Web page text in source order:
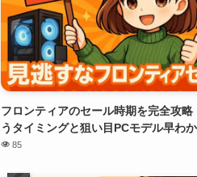
フロンティアのセール時期を完全攻略
うタイミングと狙い目PCモデル早わか
85